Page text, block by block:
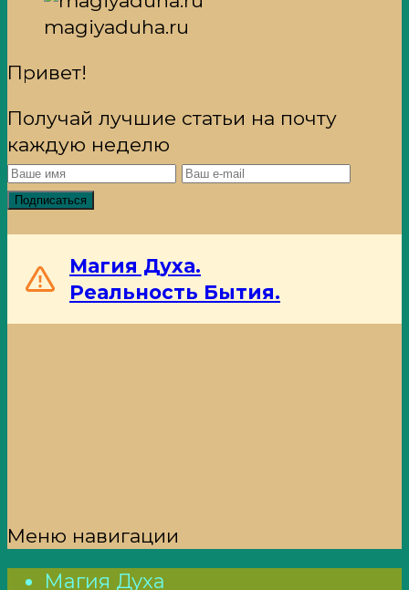
magiyaduha.ru
Привет!
Получай лучшие статьи на почту
каждую неделю
Подписаться
Магия Духа.
Реальность Бытия.
Меню навигации
Магия Духа